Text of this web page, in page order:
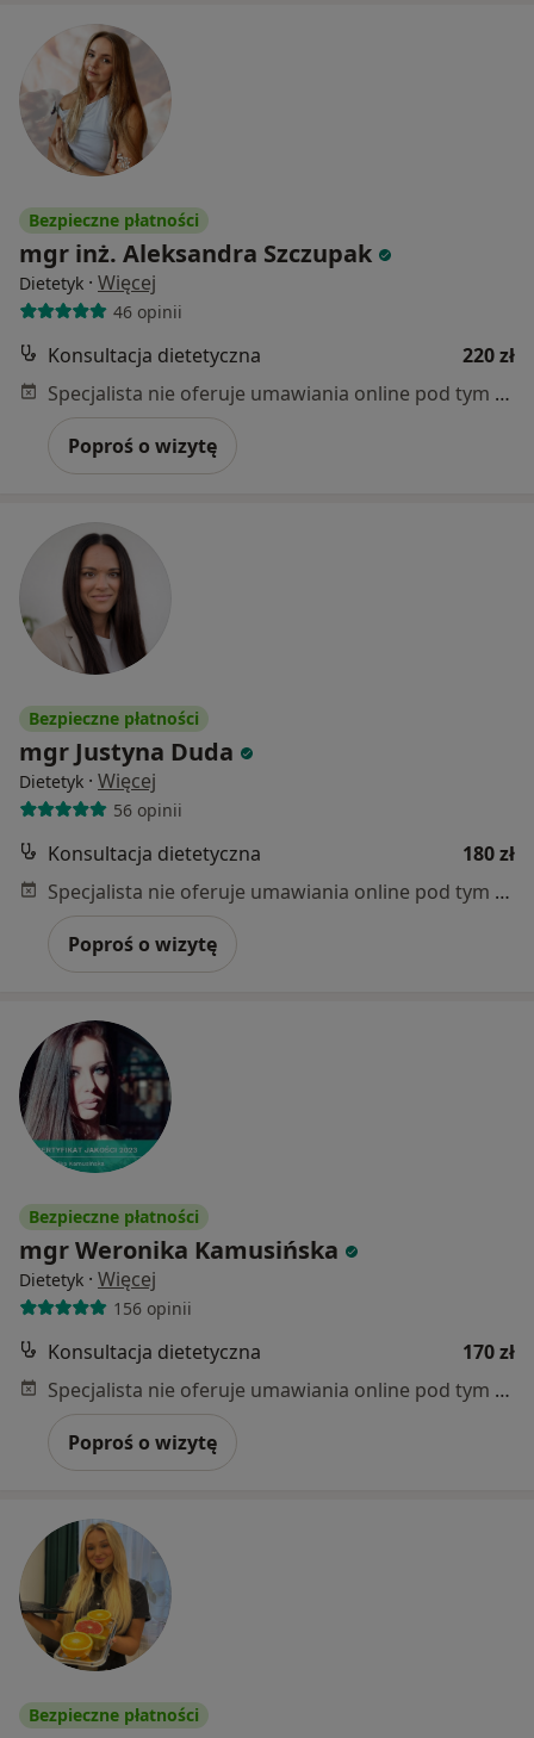
Bezpieczne płatności
mgr inż. Aleksandra Szczupak
Dietetyk · Więcej
46 opinii
Konsultacja dietetyczna
220 zł
Specjalista nie oferuje umawiania online pod tym adresem.
Poproś o wizytę
Bezpieczne płatności
mgr Justyna Duda
Dietetyk · Więcej
56 opinii
Konsultacja dietetyczna
180 zł
Specjalista nie oferuje umawiania online pod tym adresem.
Poproś o wizytę
Bezpieczne płatności
mgr Weronika Kamusińska
Dietetyk · Więcej
156 opinii
Konsultacja dietetyczna
170 zł
Specjalista nie oferuje umawiania online pod tym adresem.
Poproś o wizytę
Bezpieczne płatności